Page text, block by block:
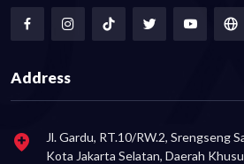
Address
Jl. Gardu, RT.10/RW.2, Srengseng
Kota Jakarta Selatan, Daerah